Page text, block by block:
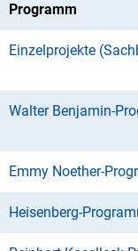
Programm
Einzelprojekte
Walter Benjamin-
Emmy Noether-
Heisenberg-Program